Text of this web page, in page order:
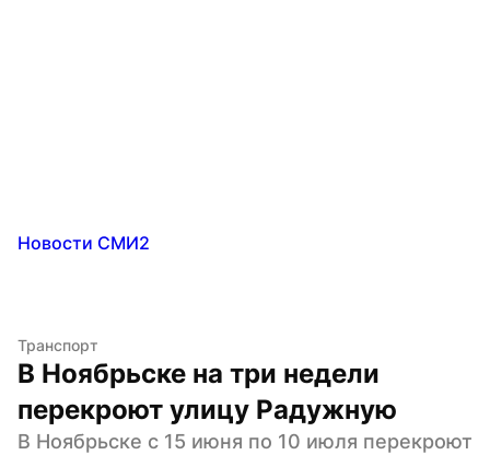
Новости СМИ2
Транспорт
В Ноябрьске на три недели
перекроют улицу Радужную
В Ноябрьске с 15 июня по 10 июля перекроют